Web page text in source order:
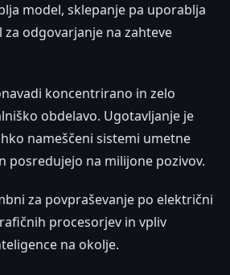
model, sklepanje pa uporablja
odgovarjanje na zahteve
koncentrirano in zelo
obdelavo. Ugotavljanje je
nameščeni sistemi umetne
posredujejo na milijone pozivov.
za povpraševanje po električni
procesorjev in vpliv
na okolje.